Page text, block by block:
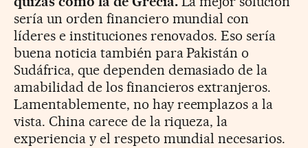
sería un orden financiero mundial con
líderes e instituciones renovados. Eso sería
buena noticia también para Pakistán o
Sudáfrica, que dependen demasiado de la
amabilidad de los financieros extranjeros.
Lamentablemente, no hay reemplazos a la
vista. China carece de la riqueza, la
experiencia y el respeto mundial necesarios.